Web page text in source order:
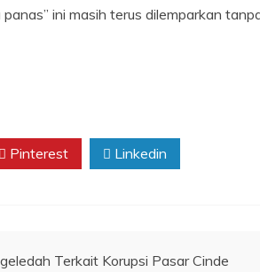
ini masih terus dilemparkan
Pinterest Linkedin
Terkait Korupsi Pasar Cinde